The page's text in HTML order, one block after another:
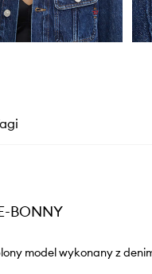
BONNY
model wykonany z